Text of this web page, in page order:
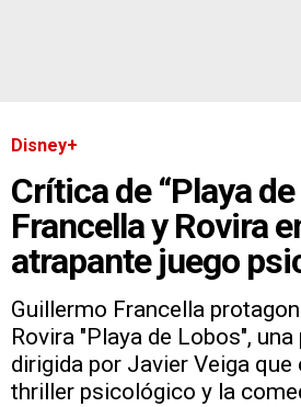
Disney+
Crítica de “Playa
Francella y Rovira
atrapante juego
Guillermo Francella
Rovira "Playa de Lobos",
dirigida por Javier Veiga
thriller psicológico y la